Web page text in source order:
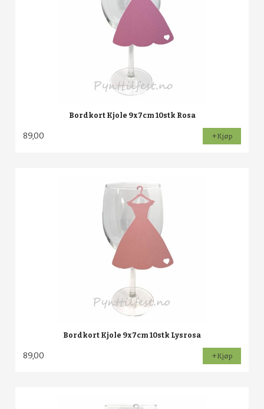
Bordkort Kjole 9x7cm 10stk Rosa
89,00 Kjøp
Bordkort Kjole 9x7cm 10stk Lysrosa
89,00 Kjøp